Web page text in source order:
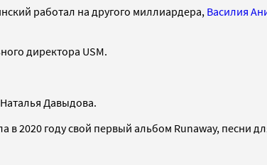
работал на другого миллиардера, Василия
директора USM.
Давыдова.
в 2020 году свой первый альбом Runaway, песни